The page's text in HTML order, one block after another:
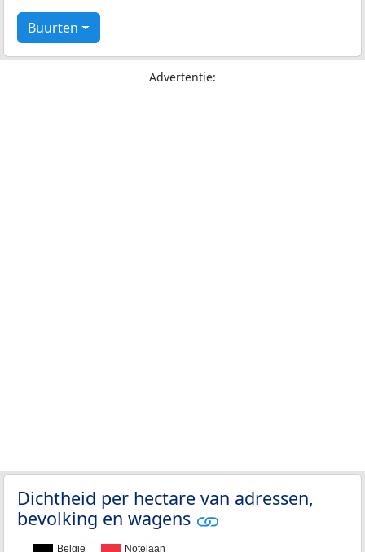
Buurten
Advertentie:
Dichtheid per hectare van adressen,
bevolking en wagens
België Notelaan